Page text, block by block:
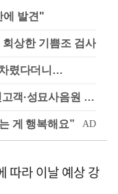
에 발견"
상한 기쁨조 검사
렸다더니…
'가성비 워터밤' 한강수영장…문신고객·성묘사음원 민원
따라 이날 예상 강